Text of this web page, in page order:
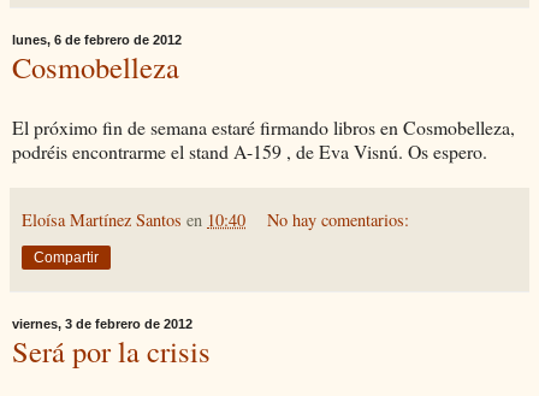
lunes, 6 de febrero de 2012
Cosmobelleza
El próximo fin de semana estaré firmando libros en Cosmobelleza,
podréis encontrarme el stand A-159 , de Eva Visnú. Os espero.
Eloísa Martínez Santos en 10:40 No hay comentarios:
Compartir
viernes, 3 de febrero de 2012
Será por la crisis